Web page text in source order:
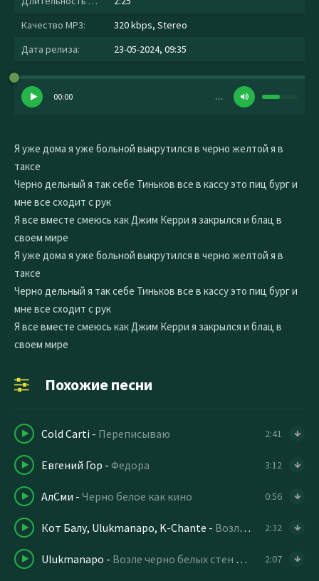
Качество MP3:
320 kbps, Stereo
Дата релиза:
23-05-2024, 09:35
00:00 …
Я уже дома я уже больной выкрутился в черно желтой я в
таксе
Черно дельный я так себе Тиньков все в кассу это пиц бург и
мне все сходит с рук
Я все вместе смеюсь как Джим Керри я закрылся и блац в
своем мире
Я уже дома я уже больной выкрутился в черно желтой я в
таксе
Черно дельный я так себе Тиньков все в кассу это пиц бург и
мне все сходит с рук
Я все вместе смеюсь как Джим Керри я закрылся и блац в
своем мире
Похожие песни
Cold Carti - Переписываю 2:41
Евгений Гор - Федора 3:12
АлСми - Черно белое как кино 0:56
Кот Балу, Ulukmanapo, K-Chante - Возле черно белых стен 2:32
Ulukmanapo - Возле черно белых стен сижу один с мыслями в голове speed up remix 2:07